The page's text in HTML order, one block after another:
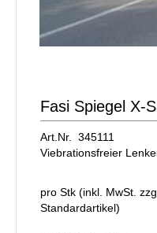
Fasi Spiegel X-
Art.Nr. 345111
Viebrationsfreier
pro Stk (inkl. MwSt.
Standardartikel)